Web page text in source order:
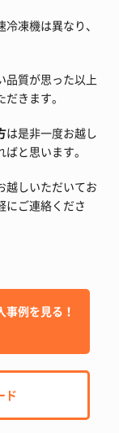
凍機は異なり、
品質が思った以上
きます。
は是非一度お越し
と思います。
越しいただいてお
にご連絡くださ
例を見る！
ド